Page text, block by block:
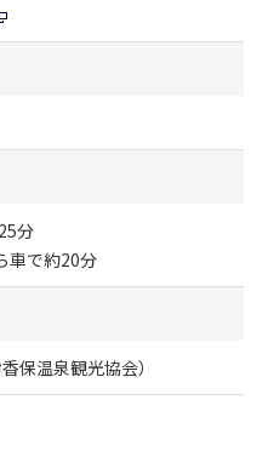
分
車で約20分
保温泉観光協会）